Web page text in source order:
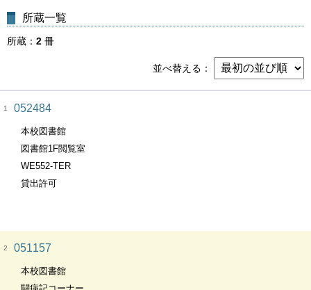
所蔵一覧
所蔵 2 冊
並べ替える
1 052484
本校図書館
図書館1F閲覧室
WE552-TER
貸出許可
2 051157
本校図書館